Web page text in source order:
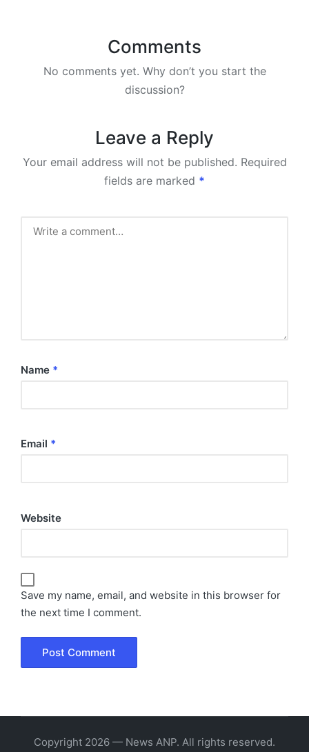
Comments
No comments yet. Why don’t you start the
discussion?
Leave a Reply
Your email address will not be published. Required
fields are marked *
Name *
Email *
Website
Save my name, email, and website in this browser for
the next time I comment.
Copyright 2026 — News ANP. All rights reserved.